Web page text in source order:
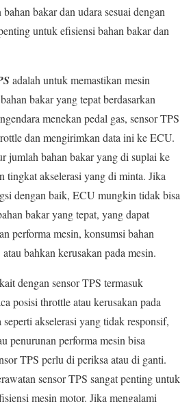
bakar dan udara sesuai dengan
untuk efisiensi bahan bakar dan
adalah untuk memastikan mesin
bakar yang tepat berdasarkan
menekan pedal gas, sensor TPS
dan mengirimkan data ini ke ECU.
jumlah bahan bakar yang di suplai ke
tingkat akselerasi yang di minta. Jika
dengan baik, ECU mungkin tidak bisa
bakar yang tepat, yang dapat
performa mesin, konsumsi bahan
bahkan kerusakan pada mesin.
dengan sensor TPS termasuk
posisi throttle atau kerusakan pada
akselerasi yang tidak responsif,
penurunan performa mesin bisa
TPS perlu di periksa atau di ganti.
sensor TPS sangat penting untuk
mesin motor. Jika mengalami